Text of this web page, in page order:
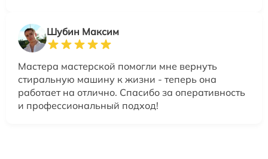
Шубин Максим
Мастера мастерской помогли мне вернуть
стиральную машину к жизни - теперь она
работает на отлично. Спасибо за оперативность
и профессиональный подход!